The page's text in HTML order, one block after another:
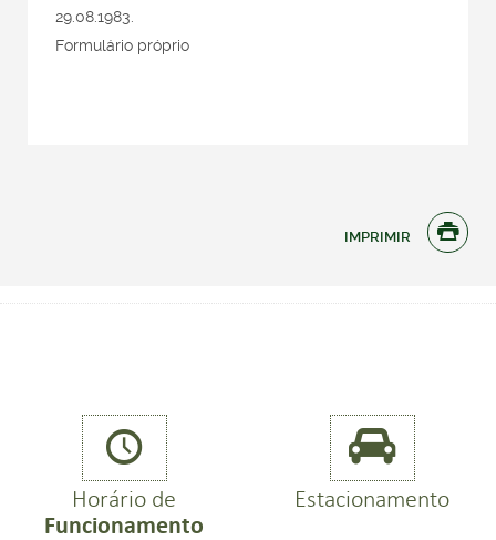
29.08.1983.
Formulário próprio
IMPRIMIR 

Horário de
Funcionamento

Estacionamento